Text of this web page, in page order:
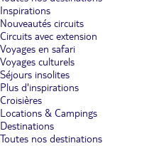
Inspirations
Nouveautés circuits
Circuits avec extension
Voyages en safari
Voyages culturels
Séjours insolites
Plus d'inspirations
Croisières
Locations & Campings
Destinations
Toutes nos destinations